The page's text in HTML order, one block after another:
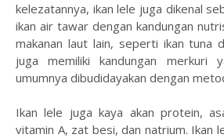
kelezatannya, ikan lele juga dikenal
ikan air tawar dengan kandungan
makanan laut lain, seperti ikan tuna
juga memiliki kandungan merkuri
umumnya dibudidayakan dengan
Ikan lele juga kaya akan protein,
vitamin A, zat besi, dan natrium. Ikan